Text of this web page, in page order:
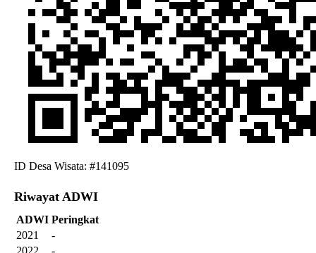
ID Desa Wisata: #141095
Riwayat ADWI
ADWI Peringkat
2021
-
2022
-